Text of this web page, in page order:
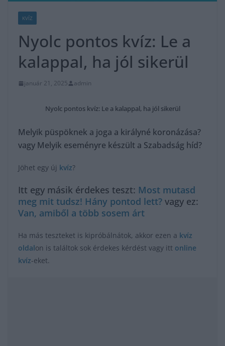
KVÍZ
Nyolc pontos kvíz: Le a
kalappal, ha jól sikerül
január 21, 2025 admin
Nyolc pontos kvíz: Le a kalappal, ha jól sikerül
Melyik püspöknek a joga a királyné koronázása?
vagy Melyik eseményre készült a Szabadság híd?
Jöhet egy új kvíz?
Itt egy másik érdekes teszt: Most mutasd
meg mit tudsz! Hány pontod lett? vagy ez:
Van, amiből a több sosem árt
Ha más teszteket is kipróbálnátok, akkor ezen a kvíz
oldalon is találtok sok érdekes kérdést vagy itt online
kvíz-eket.